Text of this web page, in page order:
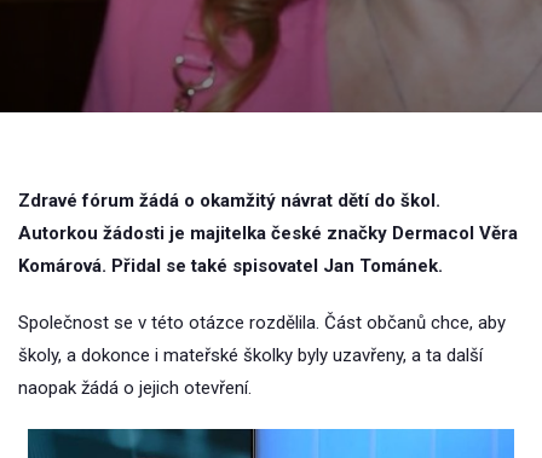
Zdravé fórum žádá o okamžitý návrat dětí do škol.
Autorkou žádosti je majitelka české značky Dermacol Věra
Komárová. Přidal se také spisovatel Jan Tománek.
Společnost se v této otázce rozdělila. Část občanů chce, aby
školy, a dokonce i mateřské školky byly uzavřeny, a ta další
naopak žádá o jejich otevření.